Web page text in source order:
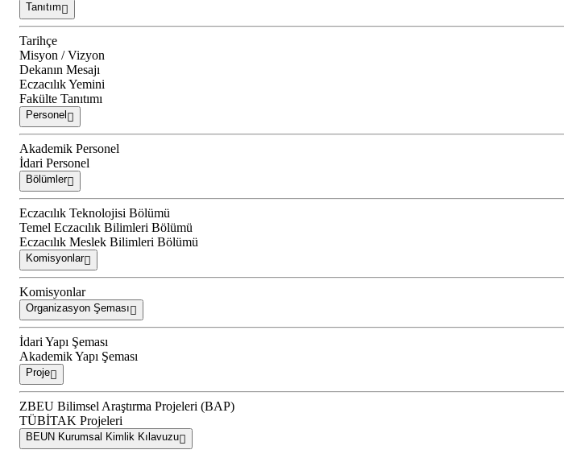
Tanıtım
Tarihçe
Misyon / Vizyon
Dekanın Mesajı
Eczacılık Yemini
Fakülte Tanıtımı
Personel
Akademik Personel
İdari Personel
Bölümler
Eczacılık Teknolojisi Bölümü
Temel Eczacılık Bilimleri Bölümü
Eczacılık Meslek Bilimleri Bölümü
Komisyonlar
Komisyonlar
Organizasyon Şeması
İdari Yapı Şeması
Akademik Yapı Şeması
Proje
ZBEU Bilimsel Araştırma Projeleri (BAP)
TÜBİTAK Projeleri
BEUN Kurumsal Kimlik Kılavuzu